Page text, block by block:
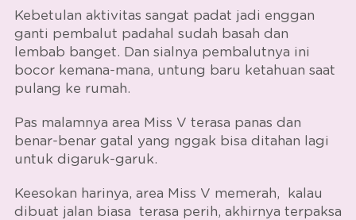
Kebetulan aktivitas sangat padat jadi enggan
ganti pembalut padahal sudah basah dan
lembab banget. Dan sialnya pembalutnya ini
bocor kemana-mana, untung baru ketahuan saat
pulang ke rumah.
Pas malamnya area Miss V terasa panas dan
benar-benar gatal yang nggak bisa ditahan lagi
untuk digaruk-garuk.
Keesokan harinya, area Miss V memerah, kalau
dibuat jalan biasa terasa perih, akhirnya terpaksa